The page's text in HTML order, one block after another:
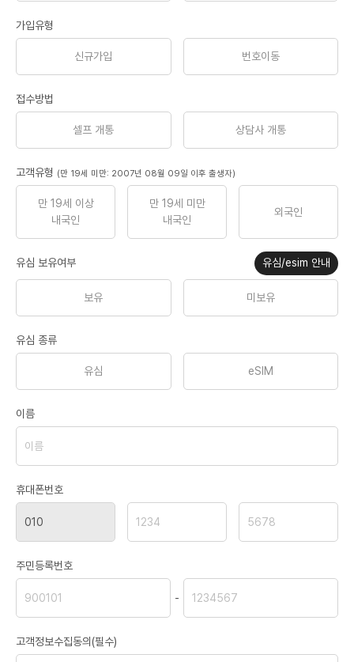
가입유형
신규가입 번호이동
접수방법
셀프 개통 상담사 개통
고객유형 (만 19세 미만: 2007년 08월 09일 이후 출생자)
만 19세 이상
내국인
만 19세 미만
내국인
외국인
유심 보유여부 유심/esim 안내
보유 미보유
유심 종류
유심 eSIM
이름
휴대폰번호
주민등록번호
-
고객정보수집동의(필수)